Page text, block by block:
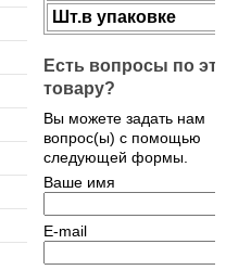
Шт.в упаковке
Есть вопросы по
товару?
Вы можете задать нам
вопрос(ы) с помощью
следующей формы.
Ваше имя
E-mail